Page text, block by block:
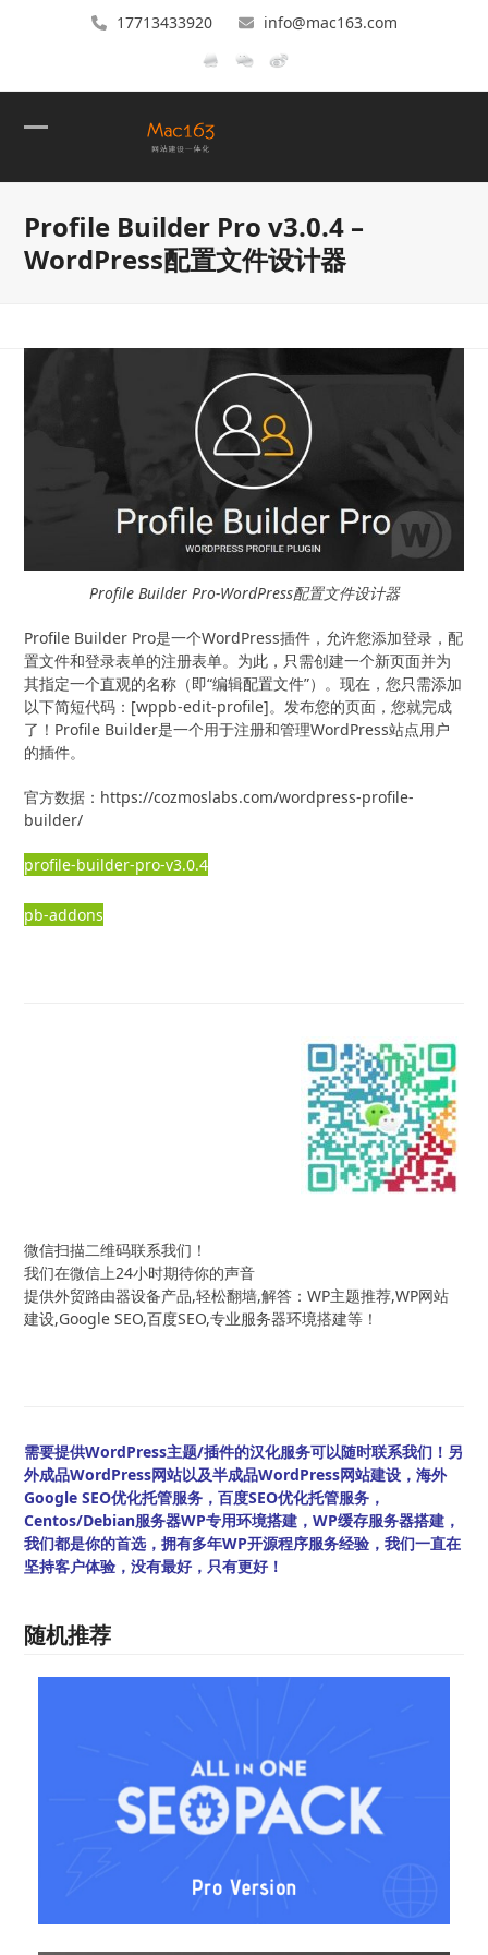
17713433920 info@mac163.com
mobile
menu
mobile
menu
Profile Builder Pro v3.0.4 –
WordPress配置文件设计器
Profile Builder Pro-WordPress配置文件设计器
Profile Builder Pro是一个WordPress插件，允许您添加登录，配
置文件和登录表单的注册表单。为此，只需创建一个新页面并为
其指定一个直观的名称（即“编辑配置文件”）。现在，您只需添加
以下简短代码：[wppb-edit-profile]。发布您的页面，您就完成
了！Profile Builder是一个用于注册和管理WordPress站点用户
的插件。
官方数据：https://cozmoslabs.com/wordpress-profile-
builder/
profile-builder-pro-v3.0.4
pb-addons
微信扫描二维码联系我们！
我们在微信上24小时期待你的声音
提供外贸路由器设备产品,轻松翻墙,解答：WP主题推荐,WP网站
建设,Google SEO,百度SEO,专业服务器环境搭建等！
需要提供WordPress主题/插件的汉化服务可以随时联系我们！另
外成品WordPress网站以及半成品WordPress网站建设，海外
Google SEO优化托管服务，百度SEO优化托管服务，
Centos/Debian服务器WP专用环境搭建，WP缓存服务器搭建，
我们都是你的首选，拥有多年WP开源程序服务经验，我们一直在
坚持客户体验，没有最好，只有更好！
随机推荐